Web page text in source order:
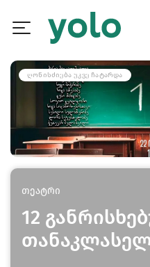
ᲦᲝᲜᲘᲡᲫᲘᲔᲑᲐ ᲣᲙᲕᲔ ᲩᲐᲢᲐᲠᲓᲐ
თეატრი
12